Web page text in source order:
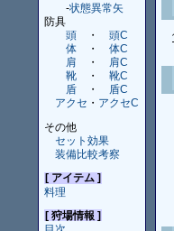
-状態異常矢
防具
頭
・
頭C
体
・
体C
肩
・
肩C
靴
・
靴C
盾
・
盾C
アクセ ・ アクセC
その他
セット効果
装備比較考察
[ アイテム ]
料理
[ 狩場情報 ]